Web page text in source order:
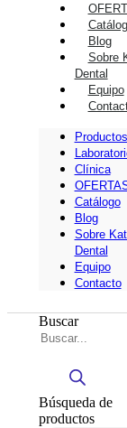
Blog
Sobre
Dental
Equipo
Productos
Clínica
Catálogo
Blog
Sobre
Dental
Equipo
Contacto
Buscar
Búsqueda de
productos